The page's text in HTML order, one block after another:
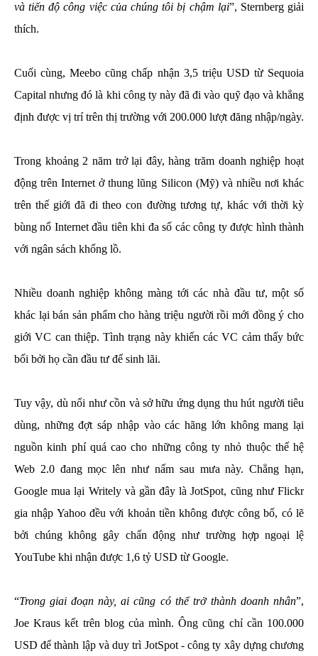
và tiến độ công việc của chúng tôi bị chậm lại”, Sternberg giải
thích.
Cuối cùng, Meebo cũng chấp nhận 3,5 triệu USD từ Sequoia
Capital nhưng đó là khi công ty này đã đi vào quỹ đạo và khẳng
định được vị trí trên thị trường với 200.000 lượt đăng nhập/ngày.
Trong khoảng 2 năm trở lại đây, hàng trăm doanh nghiệp hoạt
động trên Internet ở thung lũng Silicon (Mỹ) và nhiều nơi khác
trên thế giới đã đi theo con đường tương tự, khác với thời kỳ
bùng nổ Internet đầu tiên khi đa số các công ty được hình thành
với ngân sách khổng lồ.
Nhiều doanh nghiệp không màng tới các nhà đầu tư, một số
khác lại bán sản phẩm cho hàng triệu người rồi mới đồng ý cho
giới VC can thiệp. Tình trạng này khiến các VC cảm thấy bức
bối bởi họ cần đầu tư để sinh lãi.
Tuy vậy, dù nổi như cồn và sở hữu ứng dụng thu hút người tiêu
dùng, những đợt sáp nhập vào các hãng lớn không mang lại
nguồn kinh phí quá cao cho những công ty nhỏ thuộc thế hệ
Web 2.0 đang mọc lên như nấm sau mưa này. Chẳng hạn,
Google mua lại Writely và gần đây là JotSpot, cũng như Flickr
gia nhập Yahoo đều với khoản tiền không được công bố, có lẽ
bởi chúng không gây chấn động như trường hợp ngoại lệ
YouTube khi nhận được 1,6 tỷ USD từ Google.
“Trong giai đoạn này, ai cũng có thể trở thành doanh nhân”,
Joe Kraus kết trên blog của mình. Ông cũng chỉ cần 100.000
USD để thành lập và duy trì JotSpot - công ty xây dựng chương